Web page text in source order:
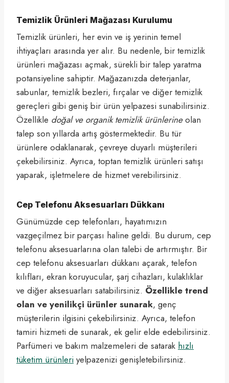
Temizlik Ürünleri Mağazası Kurulumu
Temizlik ürünleri, her evin ve iş yerinin temel
ihtiyaçları arasında yer alır. Bu nedenle, bir temizlik
ürünleri mağazası açmak, sürekli bir talep yaratma
potansiyeline sahiptir. Mağazanızda deterjanlar,
sabunlar, temizlik bezleri, fırçalar ve diğer temizlik
gereçleri gibi geniş bir ürün yelpazesi sunabilirsiniz.
Özellikle doğal ve organik temizlik ürünlerineolan
talep son yıllarda artış göstermektedir. Bu tür
ürünlere odaklanarak, çevreye duyarlı müşterileri
çekebilirsiniz. Ayrıca, toptan temizlik ürünleri satışı
yaparak, işletmelere de hizmet verebilirsiniz.
Cep Telefonu Aksesuarları Dükkanı
Günümüzde cep telefonları, hayatımızın
vazgeçilmez bir parçası haline geldi. Bu durum, cep
telefonu aksesuarlarına olan talebi de artırmıştır. Bir
cep telefonu aksesuarları dükkanı açarak, telefon
kılıfları, ekran koruyucular, şarj cihazları, kulaklıklar
ve diğer aksesuarları satabilirsiniz. Özellikle trend
olan ve yenilikçi ürünler sunarak, genç
müşterilerin ilgisini çekebilirsiniz. Ayrıca, telefon
tamiri hizmeti de sunarak, ek gelir elde edebilirsiniz.
Parfümeri ve bakım malzemeleri de satarak hızlı
tüketim ürünleri yelpazenizi genişletebilirsiniz.